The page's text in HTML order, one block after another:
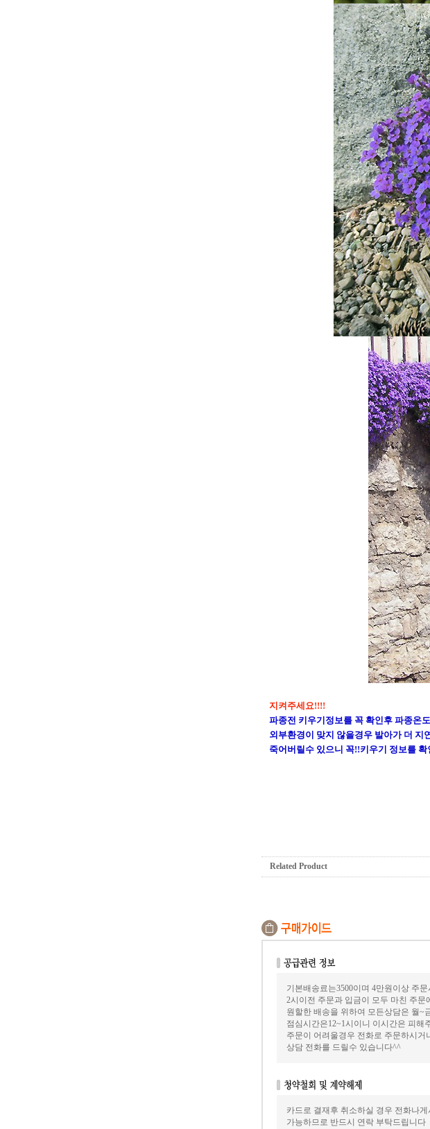
지켜주세요!!!!
파종전 키우기정보를 꼭 확인후 파종온
외부환경이 맞지 않을경우 발아가 더 지
죽어버릴수 있으니 꼭!!키우기 정보를
Related Product
기본배송료는3500이며 4만원이상 주
2시이전 주문과 입금이 모두 마친 주
원할한 배송을 위하여 모든상담은 월~
점심시간은12~1시이니 이시간은 피해
주문이 어려울경우 전화로 주문하시
상담 전화를 드릴수 있습니다^^
카드로 결재후 취소하실 경우 전화나
가능하므로 반드시 연락 부탁드립니다